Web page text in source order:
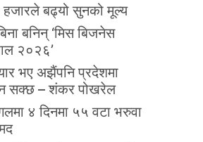
बढ्यो सुनको मूल्य
बनिन् ‘मिस बिजनेस
२०२६’
भए अझैंपनि प्रदेशमा
सक्छ – शंकर पोखरेल
४ दिनमा ५५ वटा भरुवा